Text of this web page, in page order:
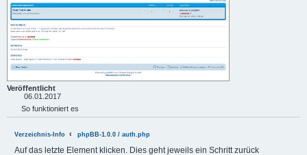
Veröffentlicht
06.01.2017
So funktioniert es
Verzeichnis-Info phpBB-1.0.0 / auth.php
Auf das letzte Element klicken. Dies geht jeweils ein Schritt zurück